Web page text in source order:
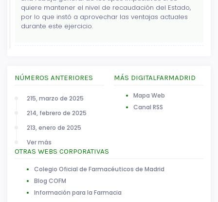
quiere mantener el nivel de recaudación del Estado,
por lo que instó a aprovechar las ventajas actuales
durante este ejercicio.
NÚMEROS ANTERIORES
215, marzo de 2025
214, febrero de 2025
213, enero de 2025
Ver más
MÁS DIGITALFARMADRID
Mapa Web
Canal RSS
OTRAS WEBS CORPORATIVAS
Colegio Oficial de Farmacéuticos de Madrid
Blog COFM
Información para la Farmacia